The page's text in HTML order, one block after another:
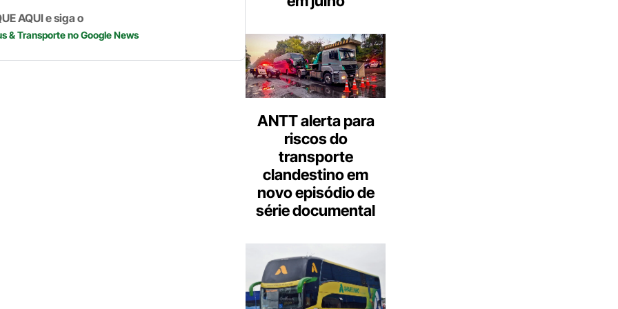
p
AQUI e siga o
& Transporteno Google News
ANTT alerta para
riscos do
transporte
clandestino em
novo episódio de
série documental